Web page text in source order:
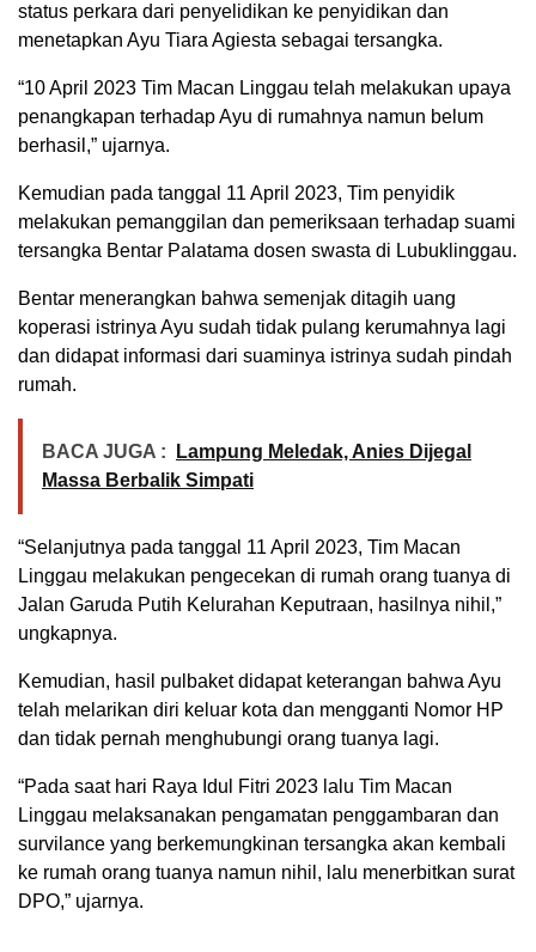
status perkara dari penyelidikan ke penyidikan dan
menetapkan Ayu Tiara Agiesta sebagai tersangka.
“10 April 2023 Tim Macan Linggau telah melakukan upaya
penangkapan terhadap Ayu di rumahnya namun belum
berhasil,” ujarnya.
Kemudian pada tanggal 11 April 2023, Tim penyidik
melakukan pemanggilan dan pemeriksaan terhadap suami
tersangka Bentar Palatama dosen swasta di Lubuklinggau.
Bentar menerangkan bahwa semenjak ditagih uang
koperasi istrinya Ayu sudah tidak pulang kerumahnya lagi
dan didapat informasi dari suaminya istrinya sudah pindah
rumah.
BACA JUGA :
Lampung Meledak, Anies Dijegal
Massa Berbalik Simpati
“Selanjutnya pada tanggal 11 April 2023, Tim Macan
Linggau melakukan pengecekan di rumah orang tuanya di
Jalan Garuda Putih Kelurahan Keputraan, hasilnya nihil,”
ungkapnya.
Kemudian, hasil pulbaket didapat keterangan bahwa Ayu
telah melarikan diri keluar kota dan mengganti Nomor HP
dan tidak pernah menghubungi orang tuanya lagi.
“Pada saat hari Raya Idul Fitri 2023 lalu Tim Macan
Linggau melaksanakan pengamatan penggambaran dan
survilance yang berkemungkinan tersangka akan kembali
ke rumah orang tuanya namun nihil, lalu menerbitkan surat
DPO,” ujarnya.